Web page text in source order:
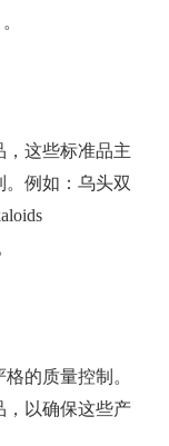
，这些标准品主
例如：乌头双
的质量控制。
，以确保这些产